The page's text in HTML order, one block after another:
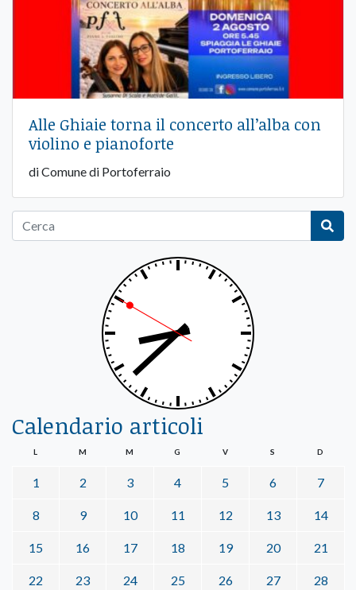
Alle Ghiaie torna il concerto all’alba con
violino e pianoforte
di Comune di Portoferraio
Calendario articoli
L M M G V S D
1 2 3 4 5 6 7
8 9 10 11 12 13 14
15 16 17 18 19 20 21
22 23 24 25 26 27 28